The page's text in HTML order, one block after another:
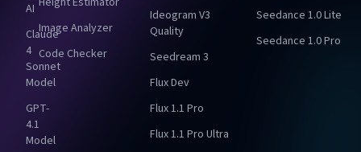
AI
Claude
4
Sonnet
Model
GPT-
4.1
Model
Image Analyzer
Code Checker
Ideogram V3
Quality
Seedream 3
Flux Dev
Flux 1.1 Pro
Flux 1.1 Pro Ultra
Seedance 1.0 Lite
Seedance 1.0 Pro